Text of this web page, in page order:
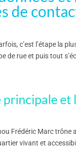
de
c’est l’étape la
de rue et puis tout
principale et
Frédéric Marc trône
vivant et